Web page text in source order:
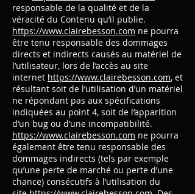
responsable de la qualité et de la
véracité du Contenu qu’il publie.
https://www.clairebesson.com ne pourra
être tenu responsable des dommages
directs et indirects causés au matériel de
l’utilisateur, lors de l’accès au site
internet https://www.clairebesson.com, et
résultant soit de l’utilisation d’un matériel
ne répondant pas aux spécifications
indiquées au point 4, soit de l’apparition
d’un bug ou d’une incompatibilité.
https://www.clairebesson.com ne pourra
également être tenu responsable des
dommages indirects (tels par exemple
qu’une perte de marché ou perte d’une
chance) consécutifs à l’utilisation du